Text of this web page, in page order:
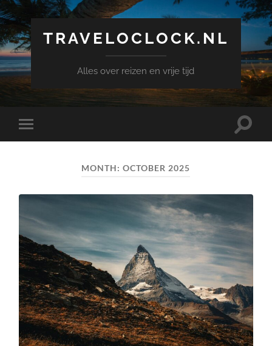
TRAVELOCLOCK.NL
Alles over reizen en vrije tijd
Toggle
mobile
Toggle
MONTH:OCTOBER 2025